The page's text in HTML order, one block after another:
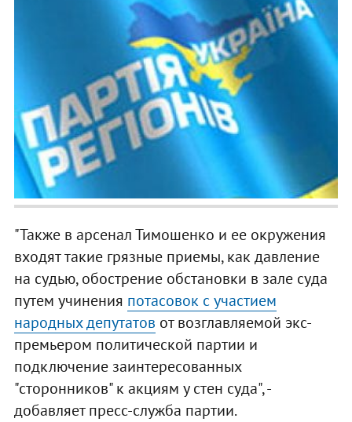
"Также в арсенал Тимошенко и ее окружения
входят такие грязные приемы, как давление
на судью, обострение обстановки в зале суда
путем учинения потасовок с участием
народных депутатов от возглавляемой экс-
премьером политической партии и
подключение заинтересованных
"сторонников" к акциям у стен суда", -
добавляет пресс-служба партии.